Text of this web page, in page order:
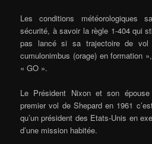
Les conditions météorologiques
sécurité, à savoir la règle 1-404 qui
pas lancé si sa trajectoire de
cumulonimbus (orage) en formation
« GO ».
Le Président Nixon et son
premier vol de Shepard en 1961
qu’un président des Etats-Unis en
d’une mission habitée.